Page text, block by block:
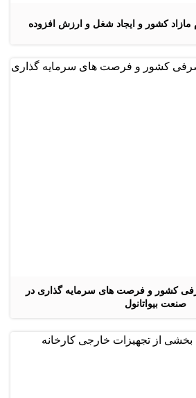
مازاد کشور و ایجاد شغل و ارزش افزوده
کشور و فرصت های سرمایه گذاری در
صنعت بیواتانول